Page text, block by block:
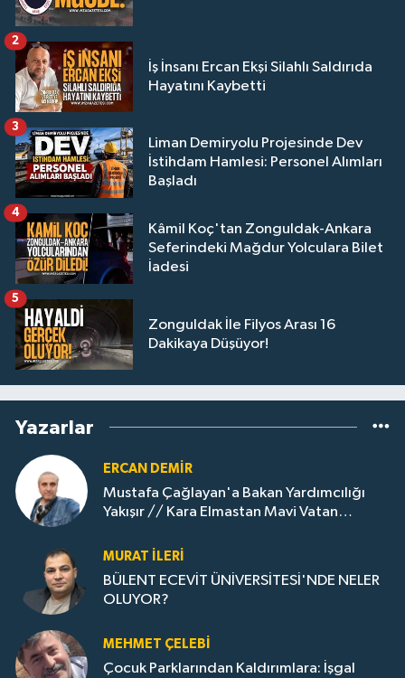
İş İnsanı Ercan Ekşi Silahlı Saldırıda
Hayatını Kaybetti
2
Liman Demiryolu Projesinde Dev
İstihdam Hamlesi: Personel Alımları
Başladı
3
Kâmil Koç'tan Zonguldak-Ankara
Seferindeki Mağdur Yolculara Bilet
İadesi
4
Zonguldak İle Filyos Arası 16
Dakikaya Düşüyor!
5
Yazarlar
ERCAN DEMIR
Mustafa Çağlayan'a Bakan Yardımcılığı
Yakışır // ​Kara Elmastan Mavi Vatan
MURAT İLERI
BÜLENT ECEVİT ÜNİVERSİTESİ'NDE NELER
OLUYOR?
MEHMET ÇELEBI
Çocuk Parklarından Kaldırımlara: İşgal